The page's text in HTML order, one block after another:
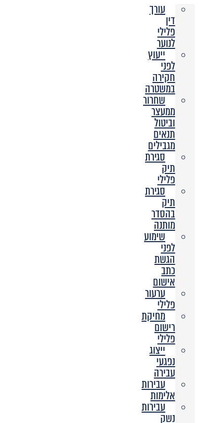
עורך
דין
פלילי
לנוער
ייעוץ
לפני
חקירה
במשטרה
שחרור
ממעצר
וביטול
תנאים
מגבילים
סגירת
תיק
פלילי
סגירת
תיק
בהסדר
מותנה
שימוע
לפני
הגשת
כתב
אישום
ערעור
פלילי
מחיקת
רישום
פלילי
ייצוג
נפגעי
עבירה
עבירות
אלימות
עבירות
נשק